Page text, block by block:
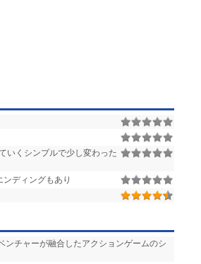
いくシンプルで少し変わった
ディングもあり
ンチャーが融合したアクションゲームのシ